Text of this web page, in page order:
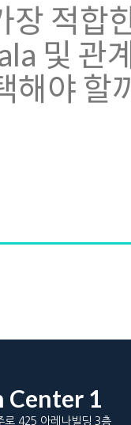
장 적합
및 관
해야 할
Center 1
로 425 아레나빌딩 3층